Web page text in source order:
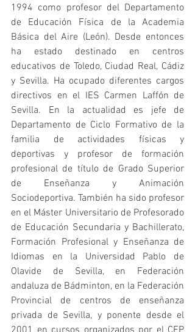
1994 como profesor del Departamento
de Educación Física de la Academia
Básica del Aire (León). Desde entonces
ha estado destinado en centros
educativos de Toledo, Ciudad Real, Cádiz
y Sevilla. Ha ocupado diferentes cargos
directivos en el IES Carmen Laffón de
Sevilla. En la actualidad es jefe de
Departamento de Ciclo Formativo de la
familia de actividades físicas y
deportivas y profesor de formación
profesional de título de Grado Superior
de Enseñanza y Animación
Sociodeportiva. También ha sido profesor
en el Máster Universitario de Profesorado
de Educación Secundaria y Bachillerato,
Formación Profesional y Enseñanza de
Idiomas en la Universidad Pablo de
Olavide de Sevilla, en Federación
andaluza de Bádminton, en la Federación
Provincial de centros de enseñanza
privada de Sevilla, y ponente desde el